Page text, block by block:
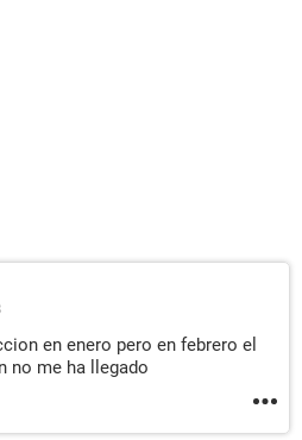
en enero pero en febrero el
no me ha llegado